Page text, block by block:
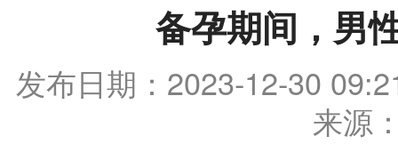
备孕期间，男
发布日期：2023-12-30
来源